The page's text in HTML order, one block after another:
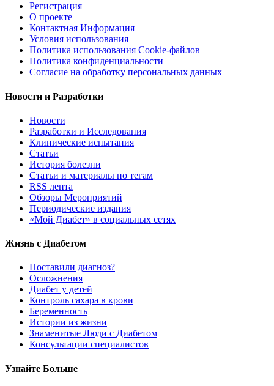
Регистрация
О проекте
Контактная Информация
Условия использования
Политика использования Cookie-файлов
Политика конфиденциальности
Согласие на обработку персональных данных
Новости и Разработки
Новости
Разработки и Исследования
Клинические испытания
Статьи
История болезни
Статьи и материалы по тегам
RSS лента
Обзоры Мероприятий
Периодические издания
«Мой Диабет» в социальных сетях
Жизнь с Диабетом
Поставили диагноз?
Осложнения
Диабет у детей
Контроль сахара в крови
Беременность
Истории из жизни
Знаменитые Люди с Диабетом
Консультации специалистов
Узнайте Больше